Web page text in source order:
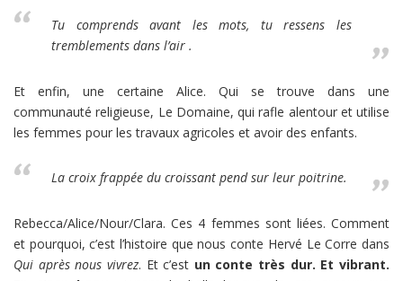
Tu comprends avant les mots, tu ressens les
tremblements dans l’air .
Et enfin, une certaine Alice. Qui se trouve dans une
communauté religieuse, Le Domaine, qui rafle alentour et utilise
les femmes pour les travaux agricoles et avoir des enfants.
La croix frappée du croissant pend sur leur poitrine.
Rebecca/Alice/Nour/Clara. Ces 4 femmes sont liées. Comment
et pourquoi, c’est l’histoire que nous conte Hervé Le Corre dans
Qui après nous vivrez. Et c’est un conte très dur. Et vibrant.